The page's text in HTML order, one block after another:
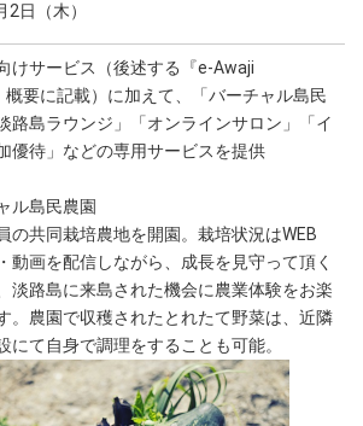
2日（木）
けサービス（後述する『e-Awaji
概要に記載）に加えて、「バーチャル島民
路島ラウンジ」「オンラインサロン」「イ
優待」などの専用サービスを提供
ル島民農園
の共同栽培農地を開園。栽培状況はWEB
動画を配信しながら、成長を見守って頂く
淡路島に来島された機会に農業体験をお楽
。農園で収穫されたとれたて野菜は、近隣
にて自身で調理をすることも可能。